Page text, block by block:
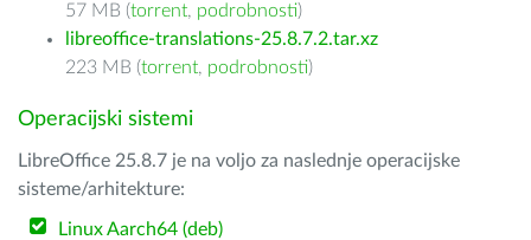
57 MB (torrent, podrobnosti)
libreoffice-translations-25.8.7.2.tar.xz
223 MB (torrent, podrobnosti)
Operacijski sistemi
LibreOffice 25.8.7 je na voljo za naslednje operacijske
sisteme/arhitekture:
Linux Aarch64 (deb)